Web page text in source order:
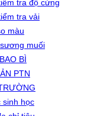
tra độ cứng
tra vải
màu
muối
BÌ
PTN
sinh học